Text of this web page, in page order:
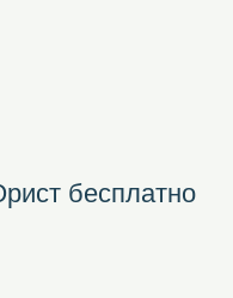
бесплатно